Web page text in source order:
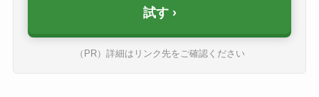
試す
（PR）詳細はリンク先をご確認ください